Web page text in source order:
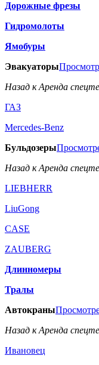
Дорожные фрезы
Гидромолоты
Ямобуры
Эвакуаторы
Назад к Аренда
ГАЗ
Mercedes-Benz
Бульдозеры
Назад к Аренда
LIEBHERR
LiuGong
CASE
ZAUBERG
Длинномеры
Тралы
Автокраны
Назад к Аренда
Ивановец